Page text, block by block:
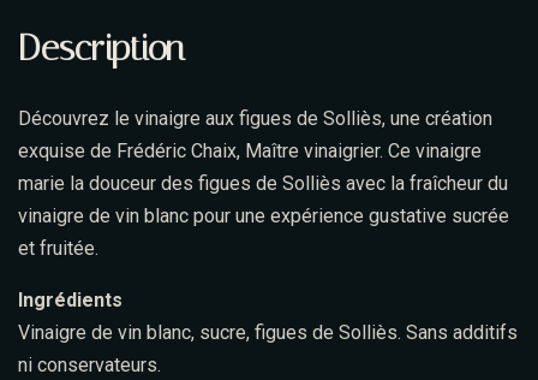
Description
Découvrez le vinaigre aux figues de Solliès, une création
exquise de Frédéric Chaix, Maître vinaigrier. Ce vinaigre
marie la douceur des figues de Solliès avec la fraîcheur du
vinaigre de vin blanc pour une expérience gustative sucrée
et fruitée.
Ingrédients
Vinaigre de vin blanc, sucre, figues de Solliès. Sans additifs
ni conservateurs.